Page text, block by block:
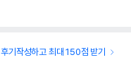
후기작성하고 최대 150점 받기